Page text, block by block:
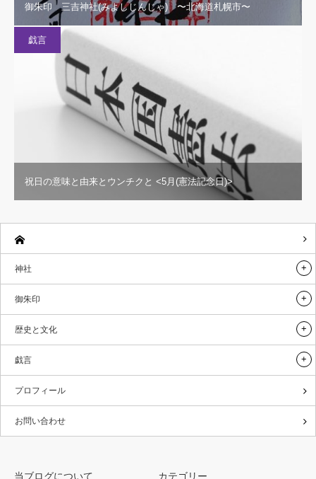
御朱印 三吉神社(みよしじんじゃ) 〜北海道札幌市〜
戯言
祝日の意味と由来とウンチクと <5月(憲法記念日)>
神社
御朱印
歴史と文化
戯言
プロフィール
お問い合わせ
当ブログについて カテゴリー